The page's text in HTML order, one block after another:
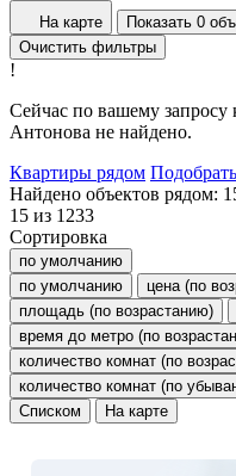
На карте
Показать 0
Очистить фильтры
!
Сейчас по вашему запросу
Антонова не найдено.
Квартиры рядом
Найдено объектов рядом:
15 из 1233
Сортировка
по умолчанию
по умолчанию
цена (по
площадь (по возрастанию)
время до метро (по
количество комнат (по
количество комнат (по
Списком
На карте